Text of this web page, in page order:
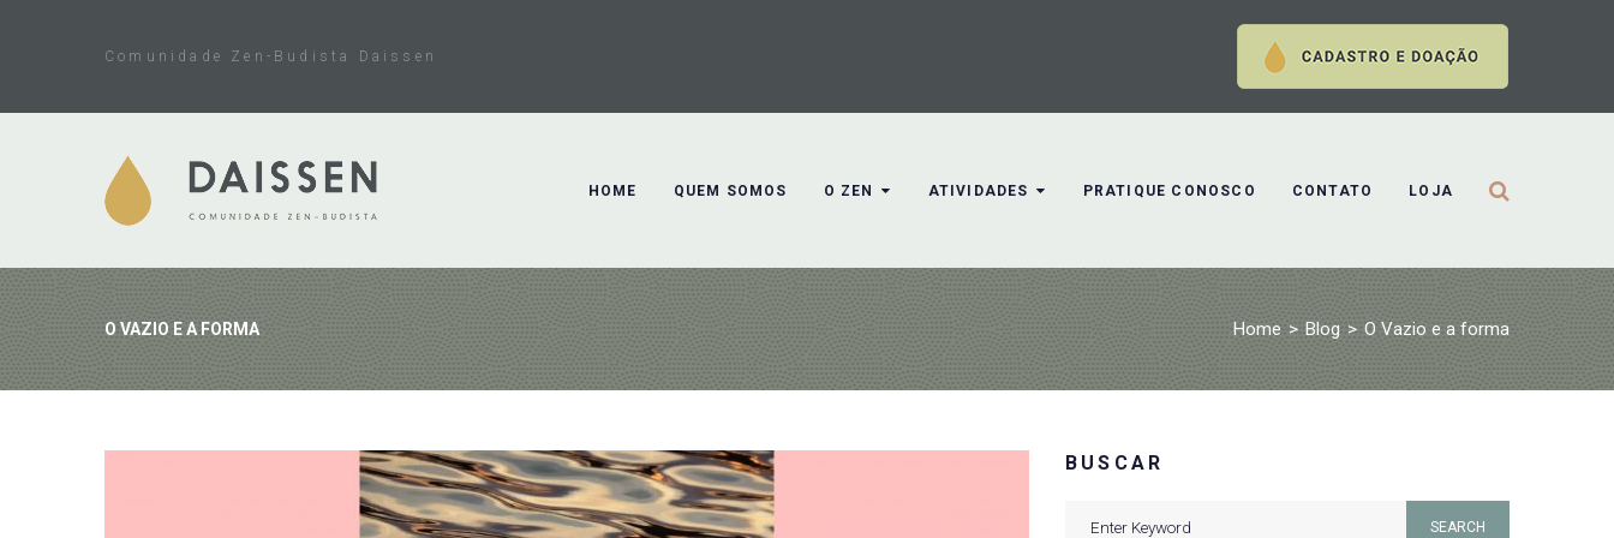
Comunidade Zen-Budista Daissen
HOME QUEM SOMOS O ZEN ATIVIDADES PRATIQUE CONOSCO CONTATO LOJA
O VAZIO E A FORMA Home > Blog > O Vazio e a forma
BUSCAR
SEARCH